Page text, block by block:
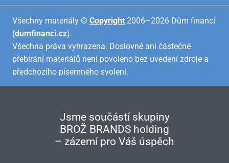
Všechny materiály © Copyright 2006–2026 Dům financí
(dumfinanci.cz).
Všechna práva vyhrazena. Doslovné ani částečné
přebírání materiálů není povoleno bez uvedení zdroje a
předchozího písemného svolení.
Jsme součástí skupiny
BROŽ BRANDS holding
– zázemí pro Váš úspěch